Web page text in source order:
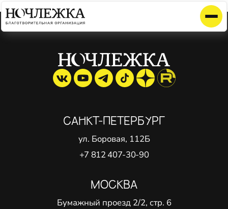
Элемент не найден!
САНКТ-ПЕТЕРБУРГ
ул. Боровая, 112Б
+7 812 407-30-90
МОСКВА
Бумажный проезд 2/2, стр. 6